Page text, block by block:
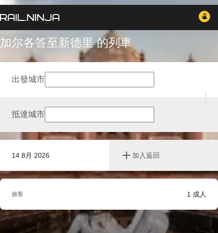
加尔各答至新德里 的列車
14 8月 2026 加入返回
出發城市
抵達城市
旅客 1 成人